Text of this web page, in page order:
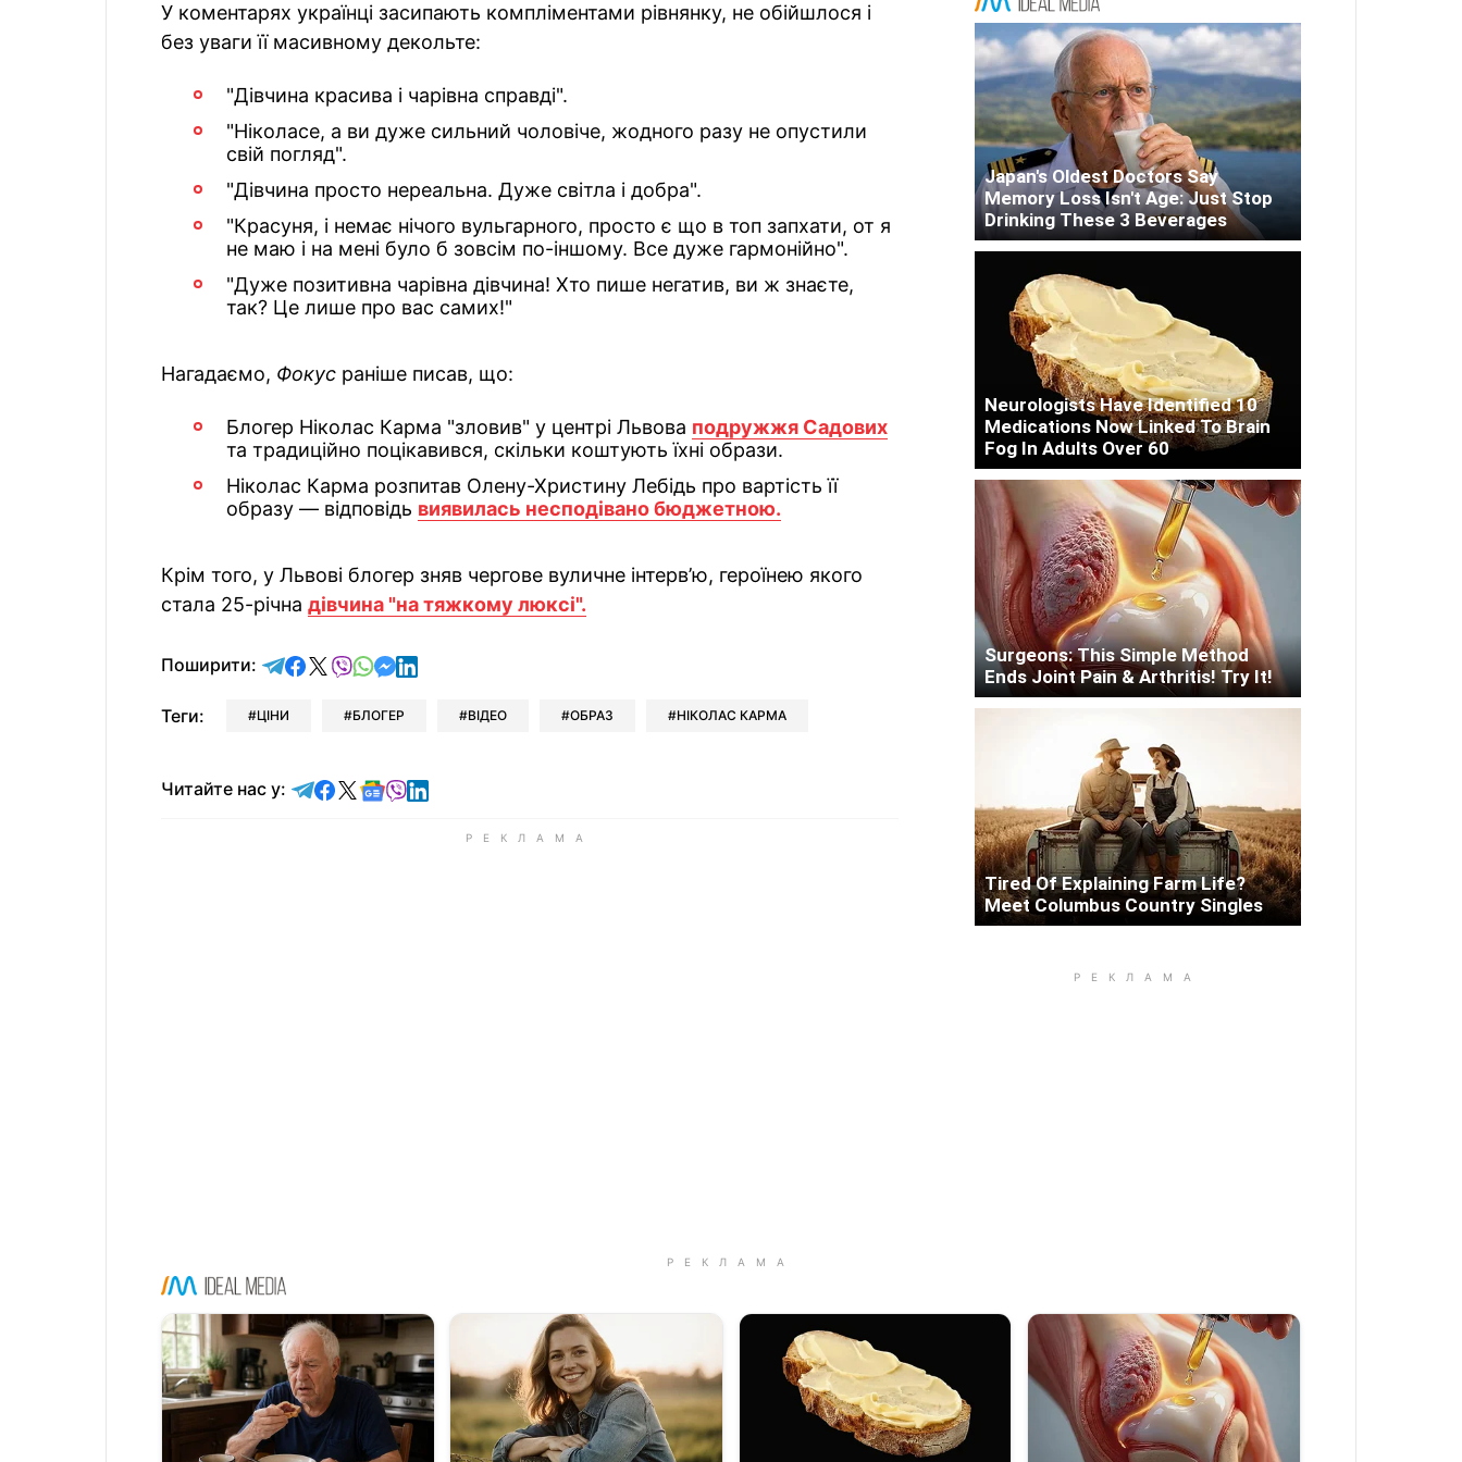
У коментарях українці засипають компліментами рівнянку, не обійшлося і
без уваги її масивному декольте:
"Дівчина красива і чарівна справді".
"Нiколасе, а ви дуже сильний чоловiче, жодного разу не опустили
свiй погляд".
"Дівчина просто нереальна. Дуже світла і добра".
"Красуня, і немає нічого вульгарного, просто є що в топ запхати, от я
не маю і на мені було б зовсім по-іншому. Все дуже гармонійно".
"Дуже позитивна чарівна дівчина! Хто пише негатив, ви ж знаєте,
так? Це лише про вас самих!"
Нагадаємо, Фокус раніше писав, що:
Блогер Ніколас Карма "зловив" у центрі Львова подружжя Садових
та традиційно поцікавився, скільки коштують їхні образи.
Ніколас Карма розпитав Олену-Христину Лебідь про вартість її
образу — відповідь виявилась несподівано бюджетною.
Крім того, у Львові блогер зняв чергове вуличне інтерв’ю, героїнею якого
стала 25-річна дівчина "на тяжкому люксі".
Поширити: відправити у Telegram
поділитись у Facebook
поділитись у X
відправити у Viber
відправити у Whatsapp
відправити у Messenger
відправити у LinkedIn
Теги: ЦІНИ БЛОГЕР ВІДЕО ОБРАЗ НІКОЛАС КАРМА
Читайте нас у: Читайте у Telegram
Читайте у Facebook
Читайте у X
Читайте у Google news
Читайте у Viber
Читайте у LinkedIn
Japan's Oldest Doctors Say
Memory Loss Isn't Age: Just Stop
Drinking These 3 Beverages
Neurologists Have Identified 10
Medications Now Linked To Brain
Fog In Adults Over 60
Surgeons: This Simple Method
Ends Joint Pain & Arthritis! Try It!
Tired Of Explaining Farm Life?
Meet Columbus Country Singles